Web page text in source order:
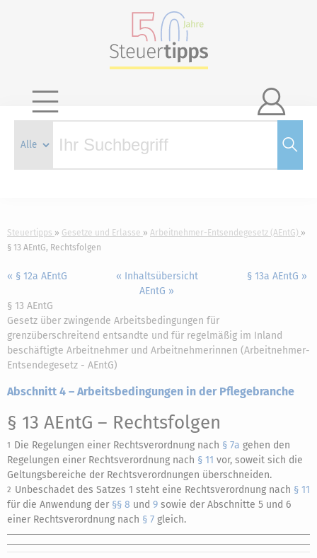

Steuertipps Gesetze und Erlasse
Arbeitnehmer-Entsendegesetz (AEntG)
§ 13 AEntG, Rechtsfolgen
« § 12a AEntG
« Inhaltsübersicht
AEntG »
§ 13a AEntG »
§ 13 AEntG
Gesetz über zwingende Arbeitsbedingungen für
grenzüberschreitend entsandte und für regelmäßig im Inland
beschäftigte Arbeitnehmer und Arbeitnehmerinnen (Arbeitnehmer-
Entsendegesetz - AEntG)
Abschnitt 4 – Arbeitsbedingungen in der Pflegebranche
§ 13 AEntG – Rechtsfolgen
1 Die Regelungen einer Rechtsverordnung nach § 7a gehen den
Regelungen einer Rechtsverordnung nach § 11 vor, soweit sich die
Geltungsbereiche der Rechtsverordnungen überschneiden.
2 Unbeschadet des Satzes 1 steht eine Rechtsverordnung nach § 11
für die Anwendung der §§ 8 und 9 sowie der Abschnitte 5 und 6
einer Rechtsverordnung nach § 7 gleich.